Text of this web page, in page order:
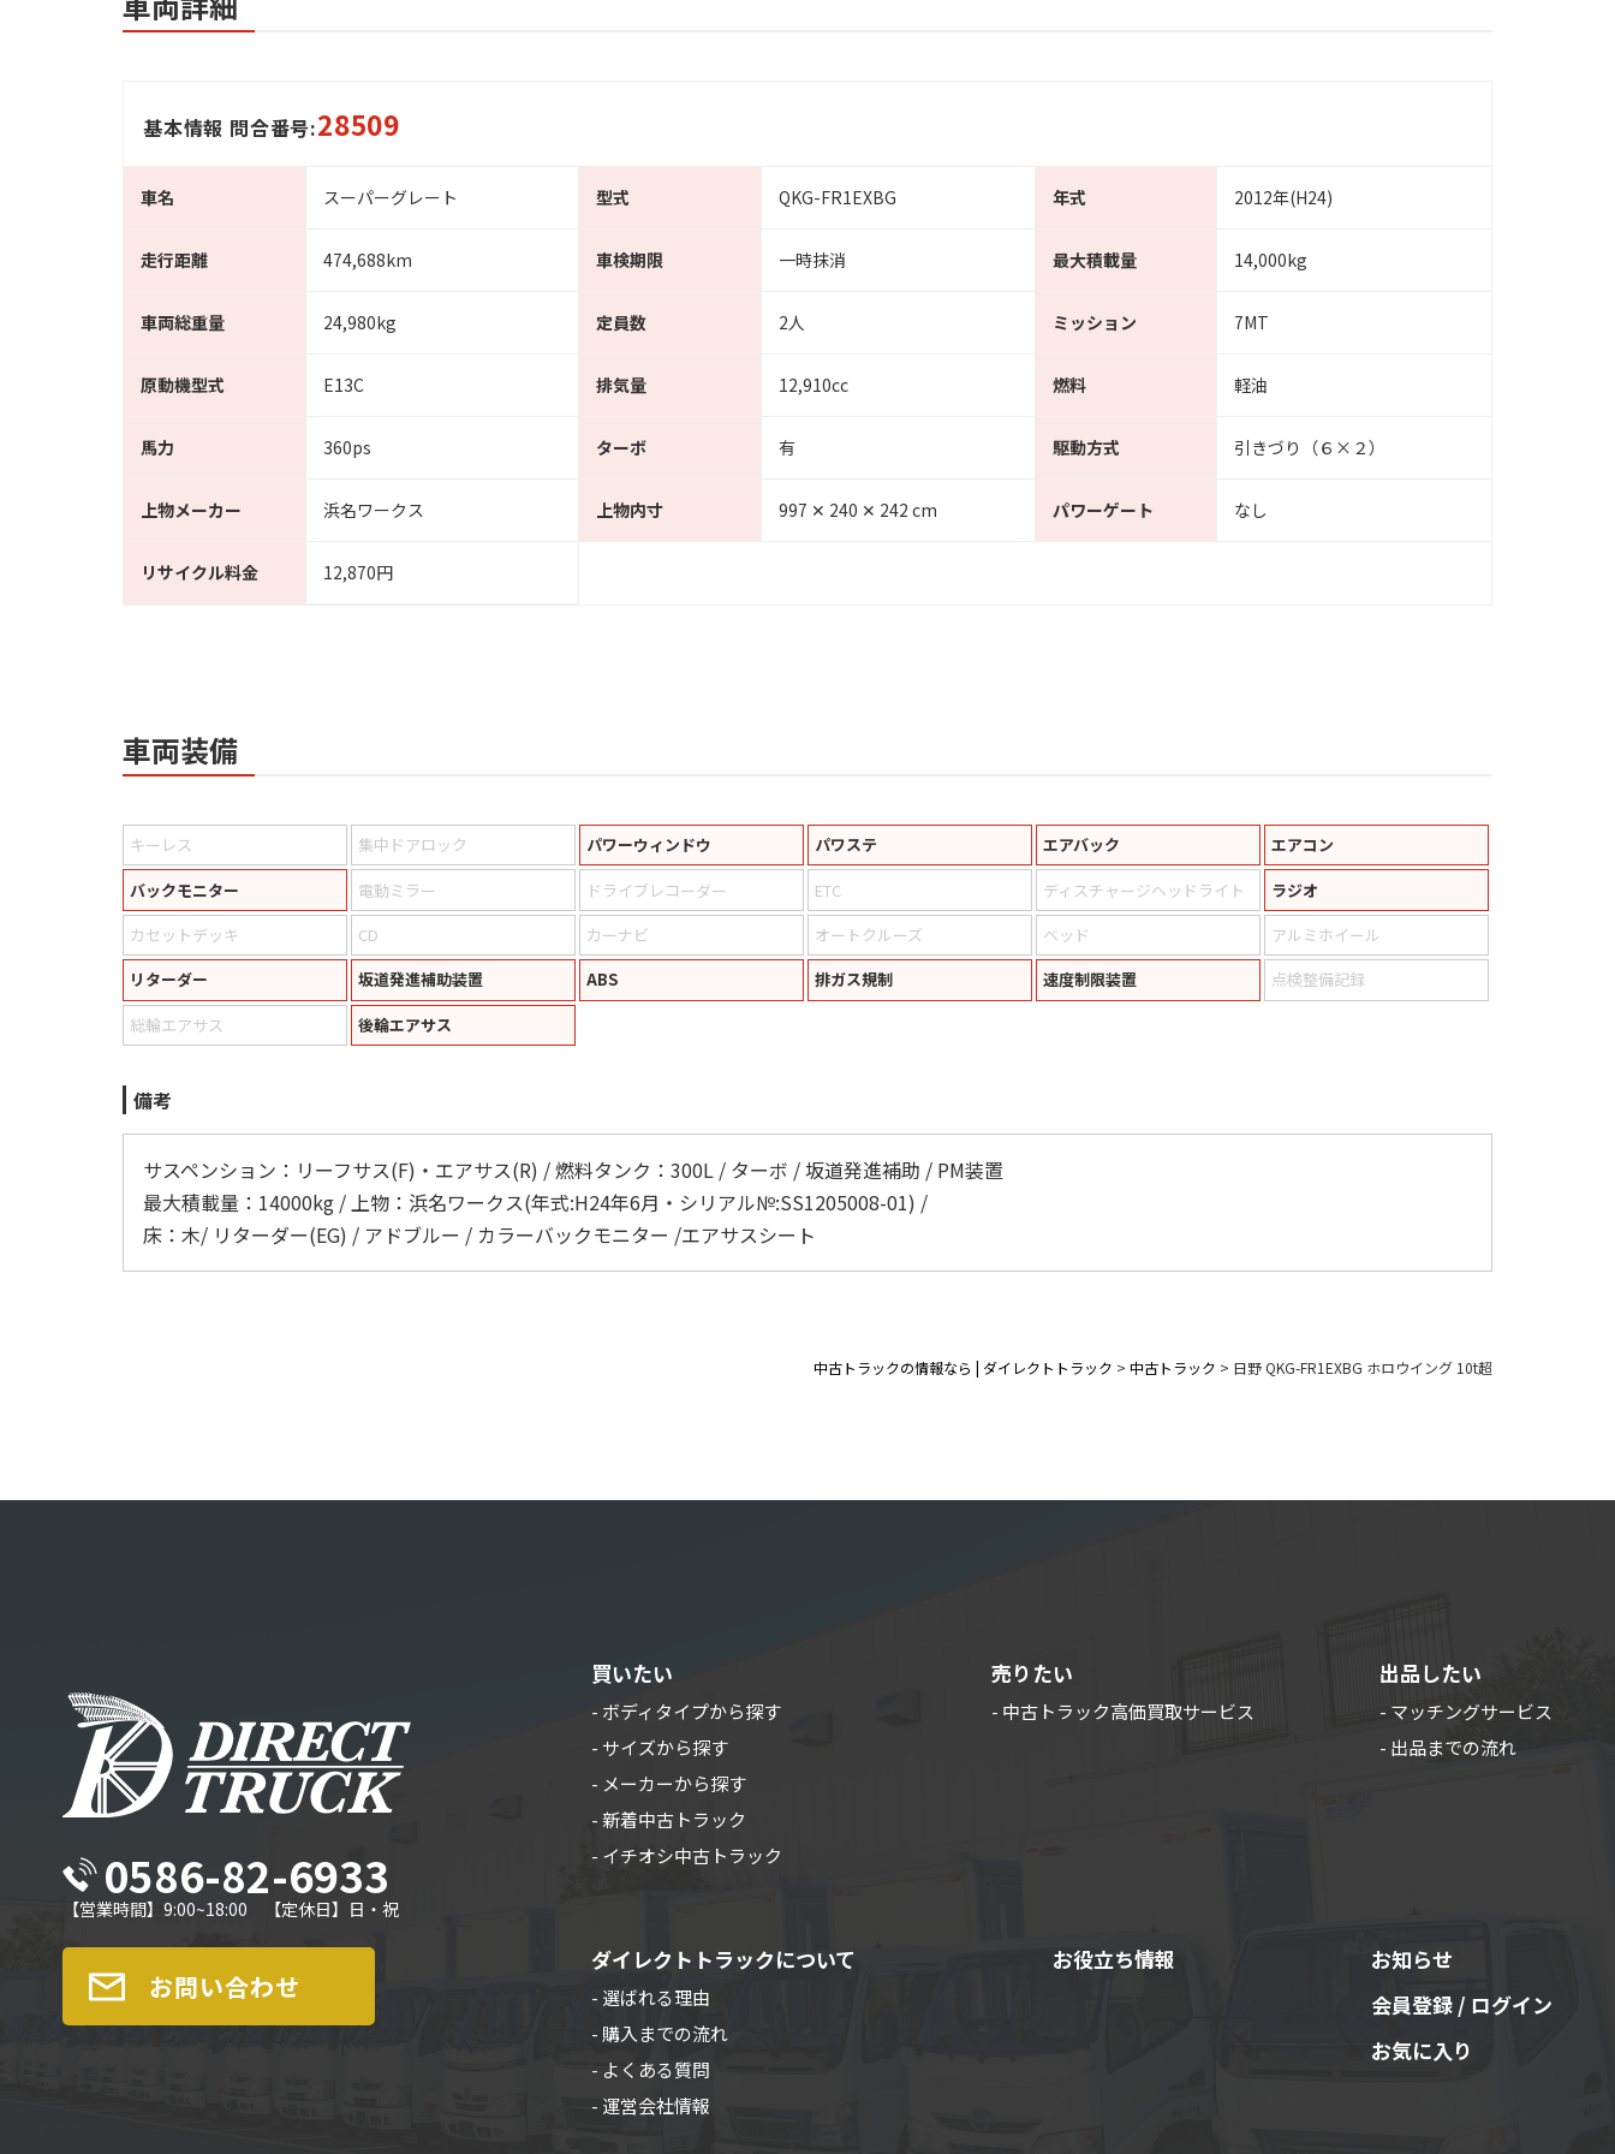
基本情報 問合番号:28509
車名 スーパーグレート 型式 QKG-FR1EXBG 年式 2012年(H24)
走行距離 474,688km 車検期限 一時抹消 最大積載量 14,000kg
車両総重量 24,980kg 定員数 2人 ミッション 7MT
原動機型式 E13C 排気量 12,910cc 燃料 軽油
馬力 360ps ターボ 有 駆動方式 引きづり（６×２）
上物メーカー 浜名ワークス 上物内寸 997 ✕ 240 ✕ 242 cm パワーゲート なし
リサイクル料金 12,870円
車両装備
キーレス 集中ドアロック パワーウィンドウ パワステ エアバック
エアコン
バックモニター
電動ミラー ドライブレコーダー ETC ディスチャージヘッドライト
ラジオ
カセットデッキ
CD カーナビ オートクルーズ ベッド
アルミホイール
リターダー
坂道発進補助装置 ABS 排ガス規制 速度制限装置
点検整備記録
総輪エアサス
後輪エアサス
備考
サスペンション：リーフサス(F)・エアサス(R) / 燃料タンク：300L / ターボ / 坂道発進補助 / PM装置
最大積載量：14000kg / 上物：浜名ワークス(年式:H24年6月・シリアル№:SS1205008-01) /
床：木/ リターダー(EG) / アドブルー / カラーバックモニター /エアサスシート
中古トラックの情報なら | ダイレクトトラック > 中古トラック > 日野 QKG-FR1EXBG ホロウイング 10t超
0586-82-6933
【営業時間】9:00~18:00 【定休日】日・祝
お問い合わせ
買いたい
- ボディタイプから探す
- サイズから探す
- メーカーから探す
- 新着中古トラック
- イチオシ中古トラック
売りたい
- 中古トラック高価買取サービス
出品したい
- マッチングサービス
- 出品までの流れ
ダイレクトトラックについて
- 選ばれる理由
- 購入までの流れ
- よくある質問
- 運営会社情報
お役立ち情報
お知らせ
会員登録 / ログイン
お気に入り